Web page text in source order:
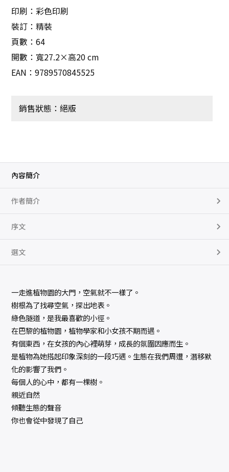
印刷：彩色印刷
裝訂：精裝
頁數：64
開數：寬27.2×高20 cm
EAN：9789570845525
銷售狀態：絕版
內容簡介
作者簡介
序文
選文
一走進植物園的大門，空氣就不一樣了。
樹根為了找尋空氣，探出地表。
綠色隧道，是我最喜歡的小徑。
在巴黎的植物園，植物學家和小女孩不期而遇。
有個東西，在女孩的內心裡萌芽，成長的氛圍因應而生。
是植物為她搭起印象深刻的一段巧遇。生態在我們周遭，潛移默
化的影響了我們。
每個人的心中，都有一棵樹。
親近自然
傾聽生態的聲音
你也會從中發現了自己